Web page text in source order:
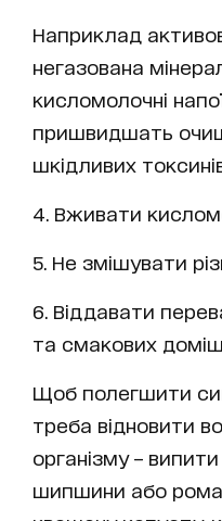
Наприклад
негазована
кисломолочні
пришвидшать
шкідливих
4. Вживати
5. Не змішувати
6. Віддавати
та смакових
Щоб полегшити
треба відновити
організму –
шипшини або